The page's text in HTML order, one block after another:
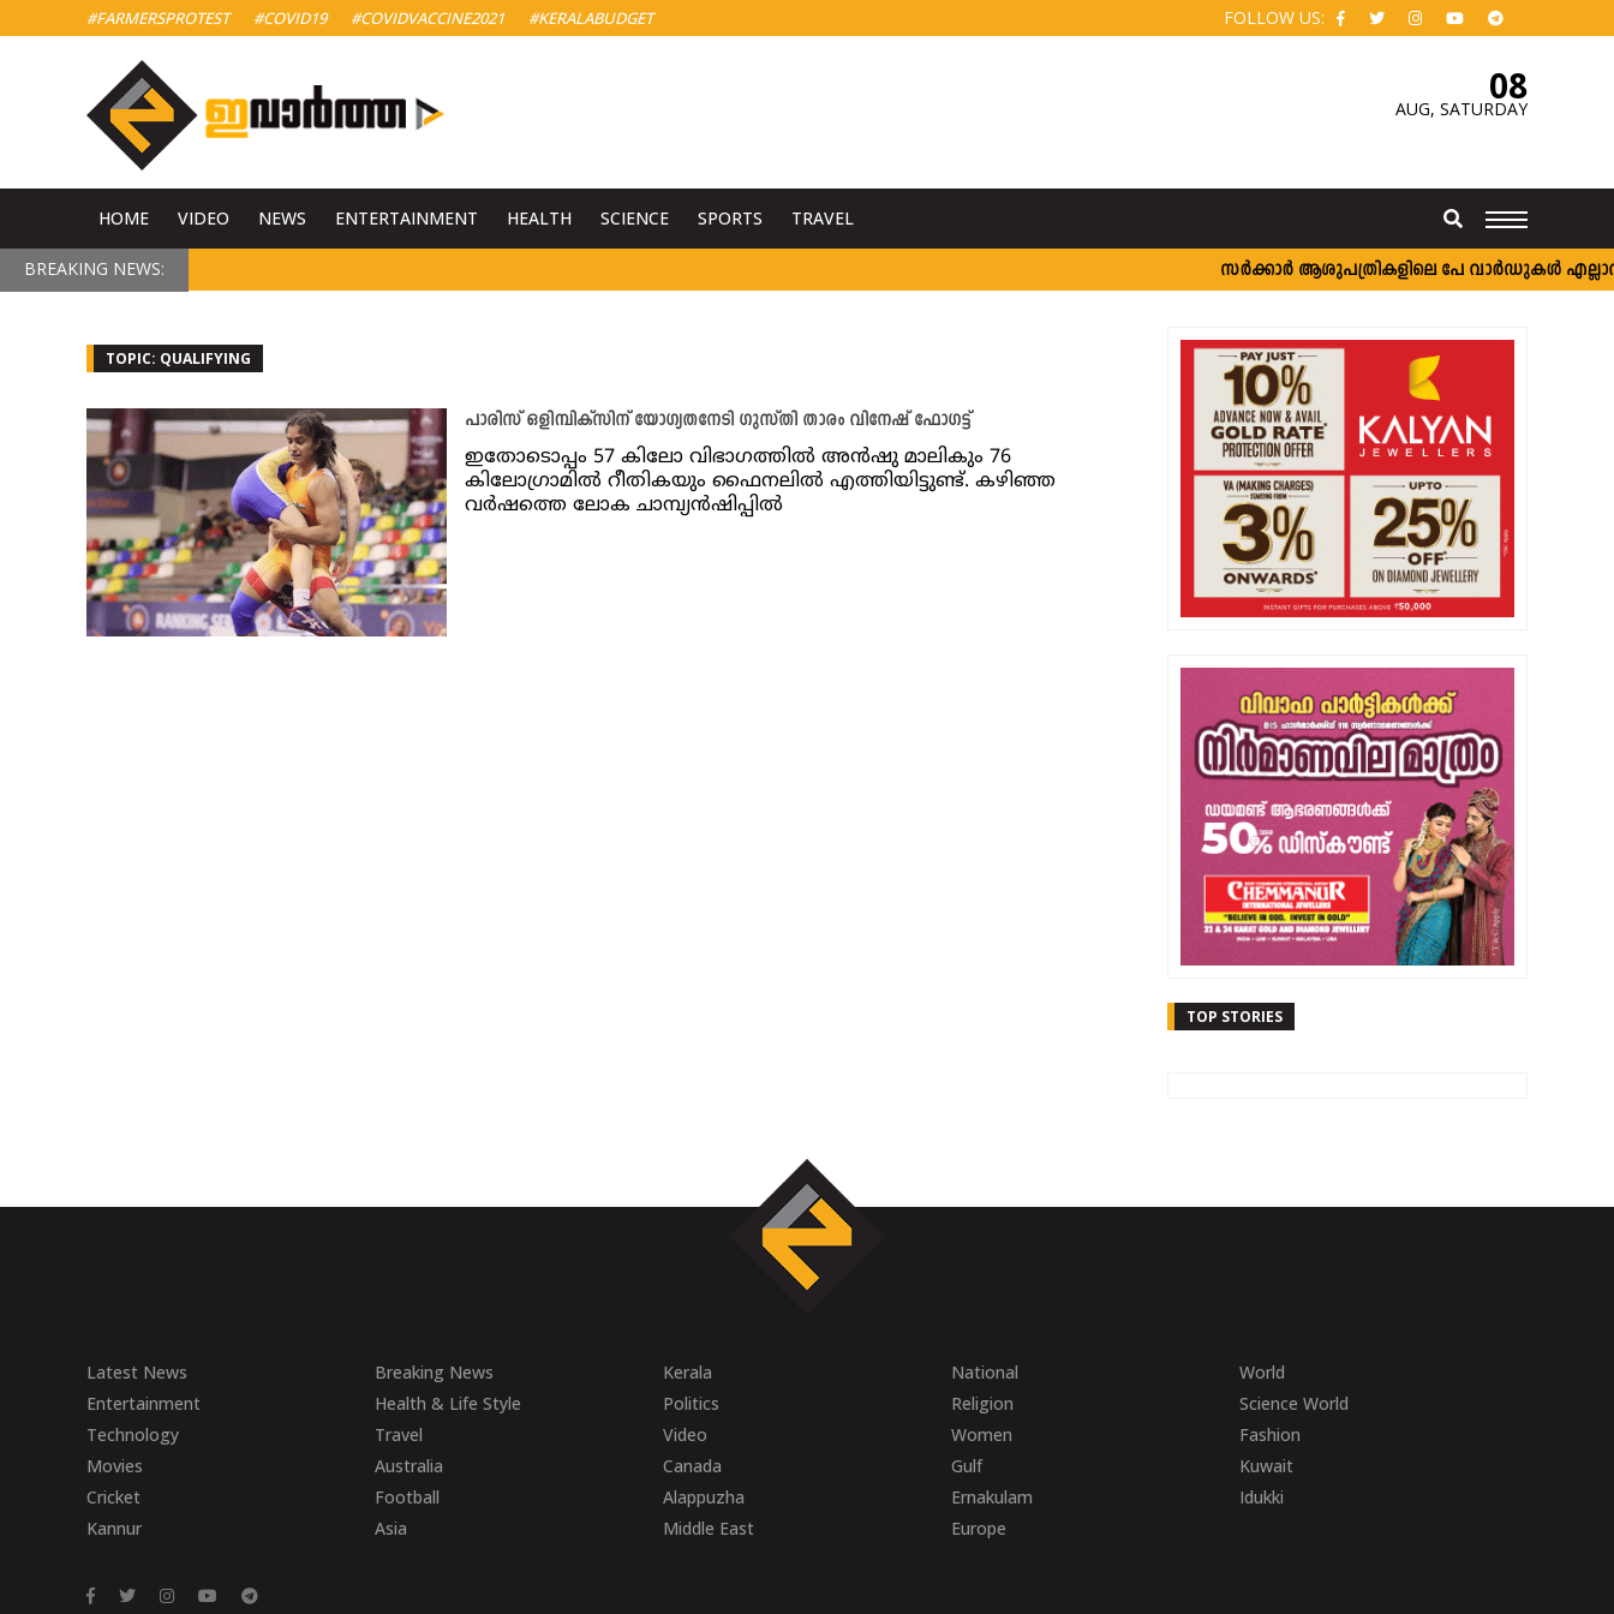
#FARMERSPROTEST #COVID19 #COVIDVACCINE2021 #KERALABUDGET FOLLOW US:
08
AUG, SATURDAY
HOME VIDEO NEWS ENTERTAINMENT HEALTH SCIENCE SPORTS TRAVEL
BREAKING NEWS: സർക്കാർ ആശുപത്രികളിലെ പേ വാർഡുകൾ
TOPIC: QUALIFYING
പാരിസ് ഒളിമ്പിക്‌സിന് യോഗ്യതനേടി ഗുസ്തി താരം വിനേഷ് ഫോഗട്ട്
ഇതോടൊപ്പം 57 കിലോ വിഭാഗത്തില്‍ അന്‍ഷു മാലികും 76
കിലോഗ്രാമില്‍ റീതികയും ഫൈനലില്‍ എത്തിയിട്ടുണ്ട്. കഴിഞ്ഞ
വര്‍ഷത്തെ ലോക ചാമ്പ്യന്‍ഷിപ്പില്‍
TOP STORIES
Latest News Breaking News Kerala National
World
Entertainment
Health & Life Style Politics Religion
Science World
Technology
Travel Video Women
Fashion
Movies
Australia Canada Gulf
Kuwait
Cricket
Football Alappuzha Ernakulam
Idukki
Kannur
Asia Middle East Europe